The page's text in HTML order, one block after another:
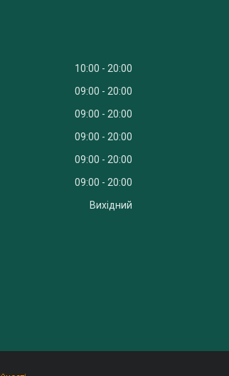
10:00
20:00
09:00
20:00
09:00
20:00
09:00
20:00
09:00
20:00
09:00
20:00
Вихідний